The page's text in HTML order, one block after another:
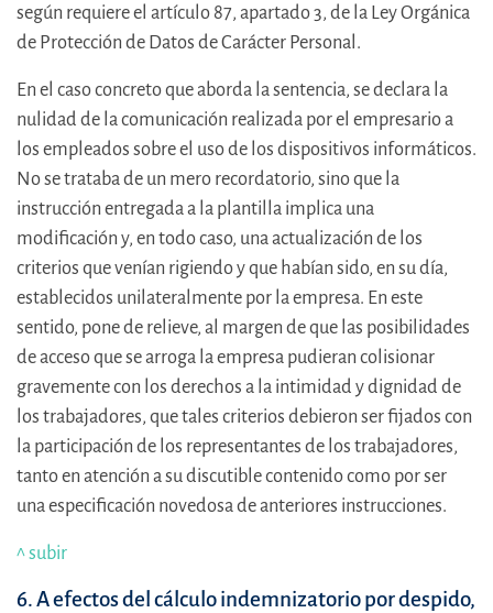
según requiere el artículo 87, apartado 3, de la Ley Orgánica
de Protección de Datos de Carácter Personal.
En el caso concreto que aborda la sentencia, se declara la
nulidad de la comunicación realizada por el empresario a
los empleados sobre el uso de los dispositivos informáticos.
No se trataba de un mero recordatorio, sino que la
instrucción entregada a la plantilla implica una
modificación y, en todo caso, una actualización de los
criterios que venían rigiendo y que habían sido, en su día,
establecidos unilateralmente por la empresa. En este
sentido, pone de relieve, al margen de que las posibilidades
de acceso que se arroga la empresa pudieran colisionar
gravemente con los derechos a la intimidad y dignidad de
los trabajadores, que tales criterios debieron ser fijados con
la participación de los representantes de los trabajadores,
tanto en atención a su discutible contenido como por ser
una especificación novedosa de anteriores instrucciones.
^ subir
6. A efectos del cálculo indemnizatorio por despido,